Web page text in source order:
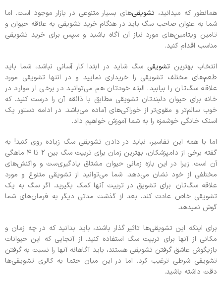
همانطور که میدانید، تشویقی‌های بسیار متنوعی در بازار موجود است. اما
شما به عنوان صاحب سگ باید در هنگام خرید تشویقی به علاقه حیوان و
تامین ویتامین‌های مورد نیاز آن آگاه باشید و سپس برای خرید تشویقی
مناسب اقدام کنید.
انتخاب بهترینتشویقی سگ شاید در ابتدا کار آسانی نباشد، شما باید
طعم‌های مختلف تشویقی را خریداری نمایید و در انتها تشویقی مورد
علاقه سگ‌تان را بیابید. البته خودتان هم می‌توانید در برخی از موارد در
خانه برای حیوان دلبندتان تشویقی مطابق با ذائقه آن را درست کنید. که
خوب سالم‌تر و مقوی‌‌تر از خوراکی‌های آماده می‌باشد. در ادامه دستور یک
اسنک خانگی خوشمزه را به شما آموزش خواهیم داد.
اما با همه این تفاسیر، نباید در دادن تشویقی سگ زیاده روی کنید! به
گفته برخی از دامپزشکان، بهترین زمان برای تربیت سگ بین ۲ تا ۴ ماهگی
آن است. زیرا در این بازه زمانی حیوان مشتاق یادگیری‌‌ست و واکنش‌های
مختلفی از خود نشان می‌دهد. شما می‌توانید از تشویقی متنوع و مورد
علاقه سگ‌تان برای تشویق در تربیت آنها کمک بگیرید. اگر سگ به یک
تشویقی خاص عادت کند، بعد از گذشت مدتی دیگر به فرمان‌های شما
گوش نمیدهد.
برای اینکه این تشویقی‌ها تاثیر گذار باشند، باید بدانید که در چه زمان و
مکانی از آنها برای تربیت سگ استفاده کنید. از آنجایی که این حیوانات
بازیگوش عاشق گرفتن تشویقی هستند، باید آگاهانه آنها را نسبت به گرفتن
تشویقی شرطی ترغیب کرد. اما در این میان حتما به کالری تشویقی‌ها
دقت داشته باشید.